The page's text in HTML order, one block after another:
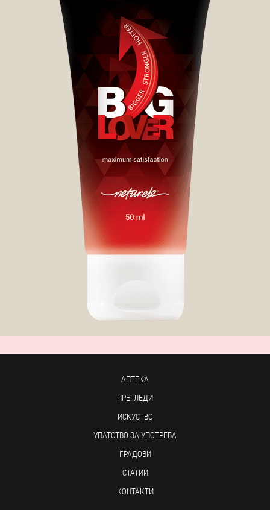
АПТЕКА
ПРЕГЛЕДИ
ИСКУСТВО
УПАТСТВО ЗА УПОТРЕБА
ГРАДОВИ
СТАТИИ
КОНТАКТИ